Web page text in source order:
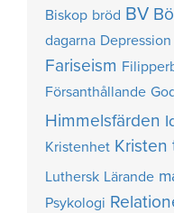
Biskop bröd BV
dagarna Depression
Fariseism
Försanthållande
Himmelsfärden
Kristenhet Kristen
Luthersk Lärande
Psykologi